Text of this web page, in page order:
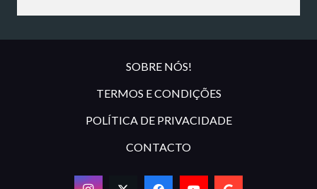
SOBRE NÓS!
TERMOS E CONDIÇÕES
POLÍTICA DE PRIVACIDADE
CONTACTO